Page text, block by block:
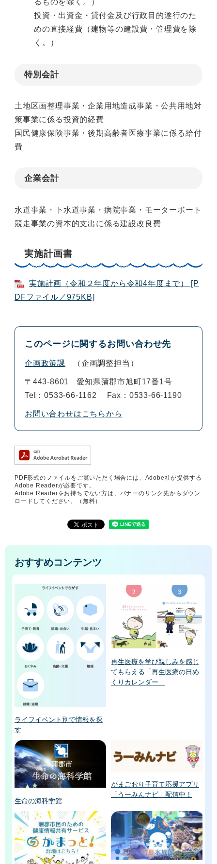
るものを除く。）
投資・出資金・貸付金及び行政目的遂行のた
めの直接経費（建物等の建設費・管理費を除
く。）
特別会計
土地区画整理事業・企業用地造成事業・公共用地対
策事業に係る投資的経費
国民健康保険事業・後期高齢者医療事業に係る給付
費
企業会計
水道事業・下水道事業・病院事業・モーターボート
競走事業の資本的支出に係る建設改良費
実施計画書
実施計画（令和２年度から令和4年度まで） [P
DFファイル／975KB]
このページに関するお問い合わせ先
企画政策課 企画調整担当
〒443-8601
愛知県蒲郡市旭町17番1号
Tel：0533-66-1162
Fax：0533-66-1190
お問い合わせはこちらから
PDF形式のファイルをご覧いただく場合には、Adobe社が提供する
Adobe Readerが必要です。
Adobe Readerをお持ちでない方は、バナーのリンク先からダウン
ロードしてください。（無料）
おすすめコンテンツ
ライフイベント別で情報を探
す
再生医療を学び親しみを感じ
てもらえる「再生医療の日め
くりカレンダー」
生命の海科学館
がまごおり子育て応援アプリ
「うーみんナビ」配信中！